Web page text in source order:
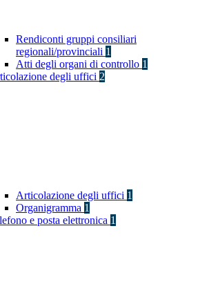
Rendiconti gruppi consiliari
regionali/provinciali 1
Atti degli organi di controllo 1
degli uffici 2
Articolazione degli uffici 1
Organigramma 1
e posta elettronica 1